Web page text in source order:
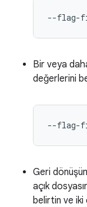
--flag-
Bir veya
değerlerini
--flag-
Geri
açık
belirtin ve iki